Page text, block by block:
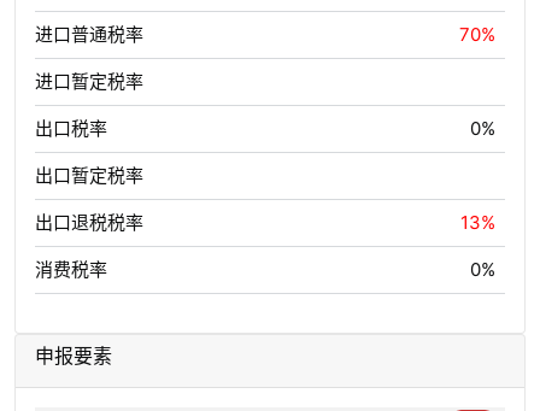
进口普通税率 70%
进口暂定税率
出口税率 0%
出口暂定税率
出口退税税率 13%
消费税率 0%
申报要素